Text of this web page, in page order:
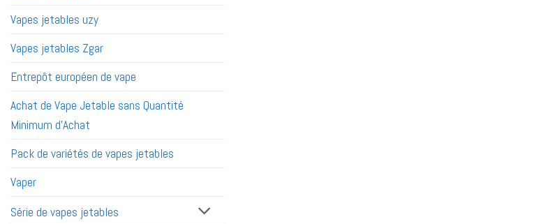
Vapes jetables uzy
Vapes jetables Zgar
Entrepôt européen de vape
Achat de Vape Jetable sans Quantité
Minimum d'Achat
Pack de variétés de vapes jetables
Vaper
Série de vapes jetables